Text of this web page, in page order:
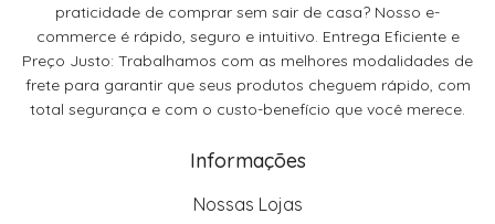
praticidade de comprar sem sair de casa? Nosso e-
commerce é rápido, seguro e intuitivo. Entrega Eficiente e
Preço Justo: Trabalhamos com as melhores modalidades de
frete para garantir que seus produtos cheguem rápido, com
total segurança e com o custo-benefício que você merece.
Informações
Nossas Lojas